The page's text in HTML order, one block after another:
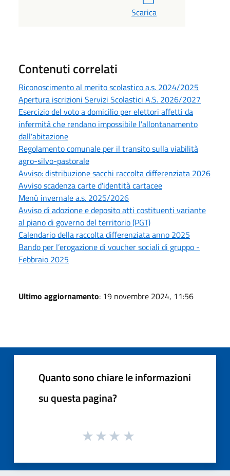
Scarica
Contenuti correlati
Riconoscimento al merito scolastico a.s. 2024/2025
Apertura iscrizioni Servizi Scolastici A.S. 2026/2027
Esercizio del voto a domicilio per elettori affetti da
infermità che rendano impossibile l'allontanamento
dall'abitazione
Regolamento comunale per il transito sulla viabilità
agro-silvo-pastorale
Avviso: distribuzione sacchi raccolta differenziata 2026
Avviso scadenza carte d'identità cartacee
Menù invernale a.s. 2025/2026
Avviso di adozione e deposito atti costituenti variante
al piano di governo del territorio (PGT)
Calendario della raccolta differenziata anno 2025
Bando per l’erogazione di voucher sociali di gruppo -
Febbraio 2025
Ultimo aggiornamento: 19 novembre 2024, 11:56
Quanto sono chiare le informazioni
su questa pagina?